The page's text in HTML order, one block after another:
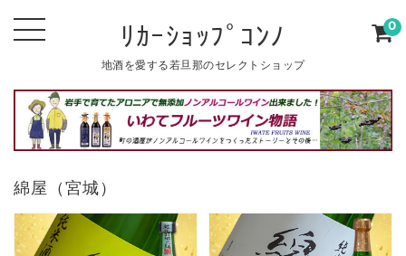
ﾘｶｰｼｮｯﾌﾟｺﾝﾉ
地酒を愛する若旦那のセレクトショップ
0
綿屋（宮城）